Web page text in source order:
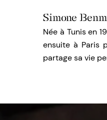
Simone
Née à Tunis en
ensuite à Paris
partage sa vie